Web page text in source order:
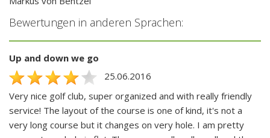
Bewertungen in anderen Sprachen:
Up and down we go
25.06.2016
Very nice golf club, super organized and with really friendly
service! The layout of the course is one of kind, it's not a
very long course but it changes on very hole. I am pretty